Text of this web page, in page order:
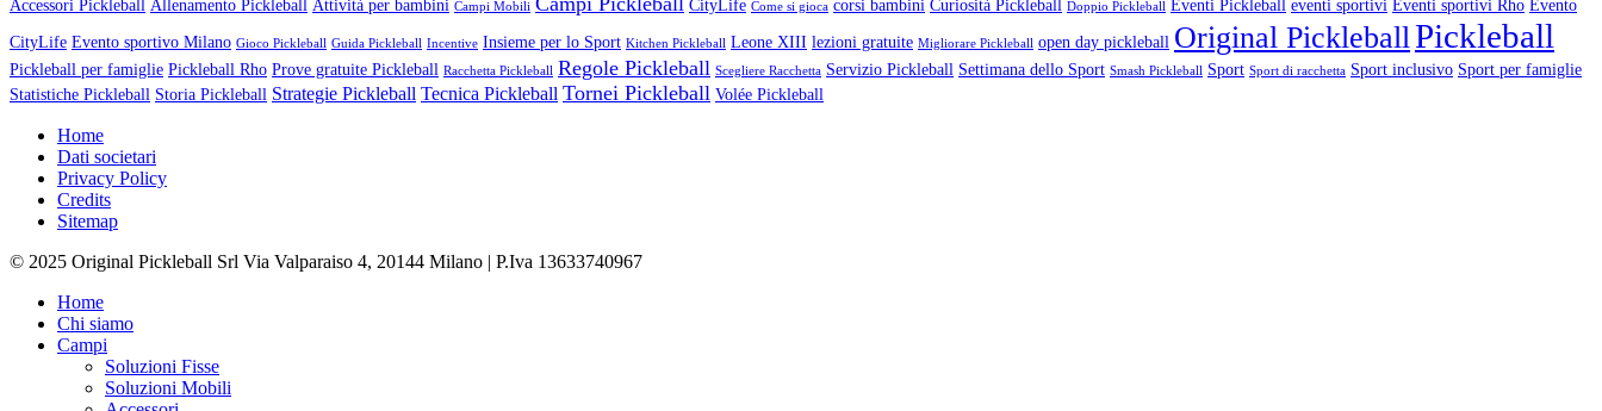
Accessori Pickleball Allenamento Pickleball Attività per bambini Campi Mobili CityLife Come si gioca corsi bambini Curiosità Pickleball Doppio Pickleball Eventi Pickleball eventi sportivi Eventi sportivi Rho Evento
CityLife Evento sportivo Milano Gioco Pickleball Guida Pickleball Incentive Insieme per lo Sport Kitchen Pickleball Leone XIII lezioni gratuite Migliorare Pickleball open day pickleball Original PickleballPickleball
Pickleball per famiglie Pickleball Rho Prove gratuite Pickleball Racchetta Pickleball Regole Pickleball Scegliere Racchetta Servizio Pickleball Settimana dello Sport Smash Pickleball Sport Sport di racchetta Sport inclusivo Sport per famiglie
Statistiche Pickleball Storia Pickleball Strategie Pickleball Tecnica Pickleball Tornei Pickleball Volée Pickleball
Home
Dati societari
Privacy Policy
Credits
Sitemap
© 2025 Original Pickleball Srl Via Valparaiso 4, 20144 Milano | P.Iva 13633740967
Close
Menu
Home
Chi siamo
Campi
Soluzioni Fisse
Soluzioni Mobili